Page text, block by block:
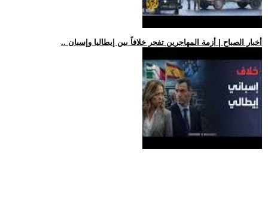
.. أخبار الصباح | أزمة المهاجرين تفجر خلافاً بين إيطاليا وإسبان